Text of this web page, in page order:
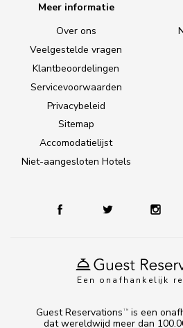
Een onafhankelijk
Meer informatie
Over ons
Veelgestelde vragen
Klantbeoordelingen
Servicevoorwaarden
Privacybeleid
Sitemap
Accomodatielijst
Niet-aangesloten Hotels
Guest Reservations TM
is een
dat wereldwijd meer dan